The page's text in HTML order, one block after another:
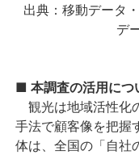
出典：移動データ
デ
■ 本調査の活用につ
観光は地域活性化
手法で顧客像を把握
体は、全国の「自社